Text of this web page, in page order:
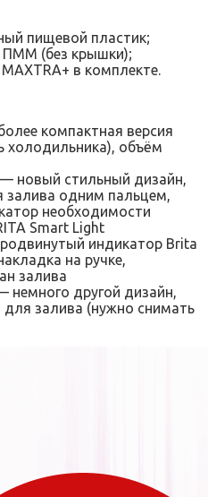
пищевой пластик;
ПММ (без крышки);
в комплекте.
компактная версия
холодильника), объём
— новый стильный дизайн,
залива одним пальцем,
необходимости
Smart Light
индикатор Brita
на ручке,
залива
немного другой дизайн,
залива (нужно снимать